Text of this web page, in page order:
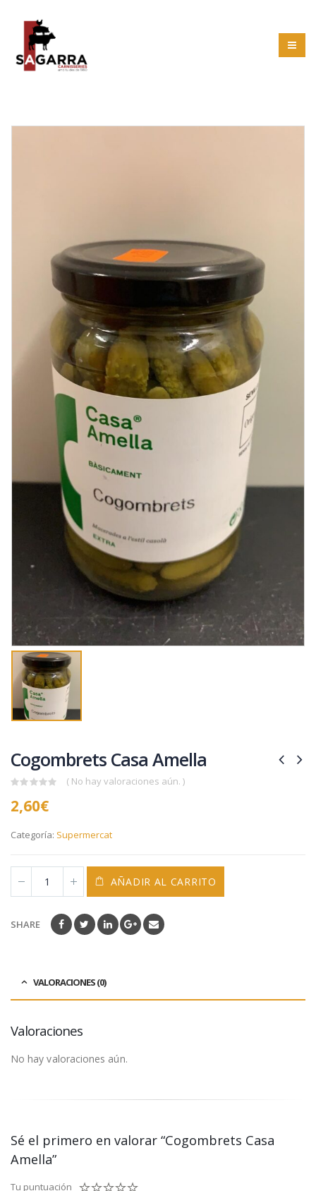
Cogombrets Casa Amella
out
of
( No hay valoraciones aún. )
2,60€
Categoría: Supermercat
AÑADIR AL CARRITO
SHARE
VALORACIONES (0)
Valoraciones
No hay valoraciones aún.
Sé el primero en valorar “Cogombrets Casa
Amella”
Tu puntuación